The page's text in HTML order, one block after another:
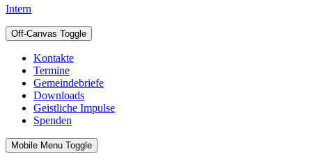
Intern
Off-Canvas Toggle
Kontakte
Termine
Gemeindebriefe
Downloads
Geistliche Impulse
Spenden
Mobile Menu Toggle